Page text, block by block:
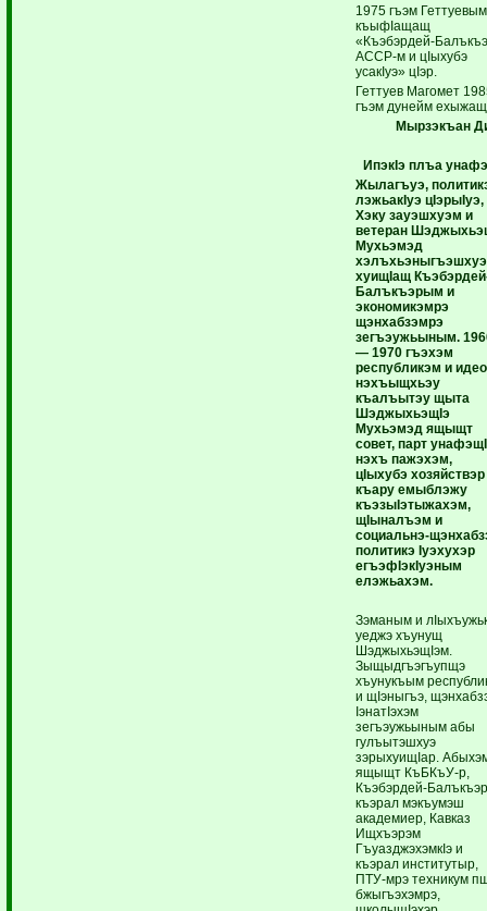
1975 гъэм Геттуевым
къыфIащащ
«Къэбэрдей-
АССР-м и цIыхубэ
усакIуэ» цIэр.
Геттуев Магомет
гъэм дунейм
Мырзэкъан
ИпэкIэ плъа
Жылагъуэ,
лэжьакIуэ цIэрыIуэ,
Хэку зауэшхуэм и
ветеран
Мухьэмэд
хэлъхьэныгъэшхуэ
хуищIащ
Балъкъэрым и
экономикэмрэ
щэнхабзэмрэ
зегъэужьыным.
— 1970 гъэхэм
республикэм и
нэхъыщхьэу
къалъытэу щыта
ШэджыхьэщIэ
Мухьэмэд ящыщт
совет, парт унафэщI
нэхъ пажэхэм,
цIыхубэ хозяйствэр
къару емыблэжу
къэзыIэтыжахэм,
щIыналъэм и
социальнэ-
политикэ Iуэхухэр
егъэфIэкIуэным
елэжьахэм.
Зэманым и
уеджэ хъунущ
ШэджыхьэщIэм.
Зыщыдгъэгъупщэ
хъунукъым
и щIэныгъэ,
IэнатIэхэм
зегъэужьыным абы
гулъытэшхуэ
зэрыхуищIар.
ящыщт КъБКъУ-р,
Къэбэрдей-
къэрал мэкъумэш
академиер, Кавказ
Ищхъэрэм
ГъуазджэхэмкIэ и
къэрал институтыр,
ПТУ-мрэ техникум
бжыгъэхэмрэ,